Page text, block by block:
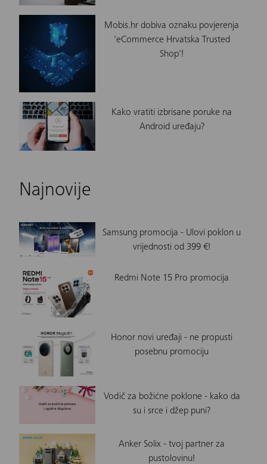
Mobis.hr dobiva oznaku povjerenja
'eCommerce Hrvatska Trusted
Shop'!
Kako vratiti izbrisane poruke na
Android uređaju?
Najnovije
Samsung promocija - Ulovi poklon u
vrijednosti od 399 €!
Redmi Note 15 Pro promocija
Honor novi uređaji - ne propusti
posebnu promociju
Vodič za božićne poklone - kako da
su i srce i džep puni?
Anker Solix - tvoj partner za
pustolovinu!